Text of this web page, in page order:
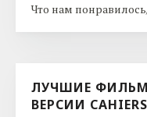
Что нам
ЛУЧШИЕ
ВЕРСИИ